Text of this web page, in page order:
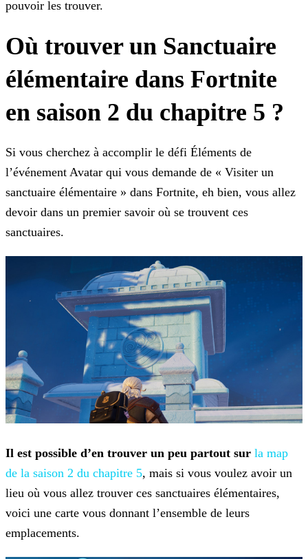
pouvoir les trouver.
Où trouver un Sanctuaire
élémentaire dans Fortnite
en saison 2 du chapitre 5 ?
Si vous cherchez à accomplir le défi Éléments de
l’événement Avatar qui vous demande de « Visiter un
sanctuaire élémentaire » dans Fortnite, eh bien, vous allez
devoir dans un premier savoir où se trouvent ces
sanctuaires.
Il est possible d’en trouver un peu partout sur la map
de la saison 2 du chapitre 5, mais si vous voulez avoir un
lieu où vous allez trouver ces sanctuaires élémentaires,
voici une carte vous donnant l’ensemble de leurs
emplacements.